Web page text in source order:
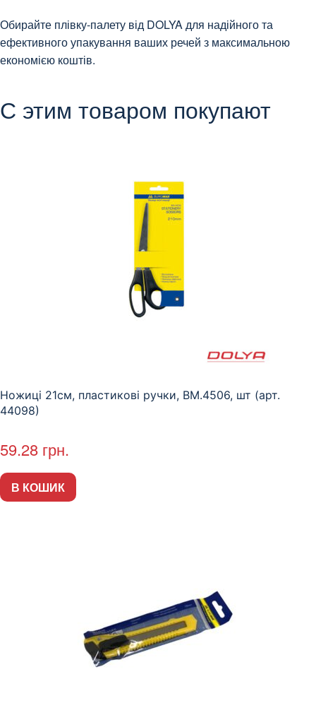
Обирайте плівку-палету від DOLYA для надійного та
ефективного упакування ваших речей з максимальною
економією коштів.
С этим товаром покупают
Ножиці 21см, пластикові ручки, BM.4506, шт (арт.
44098)
59.28 грн.
В КОШИК